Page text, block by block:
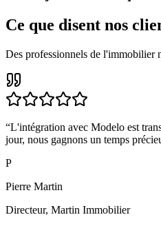
Ce que disent nos
Des professionnels de l'immobilier
“L'intégration avec Modelo est
jour, nous gagnons un temps
P
Pierre Martin
Directeur, Martin Immobilier